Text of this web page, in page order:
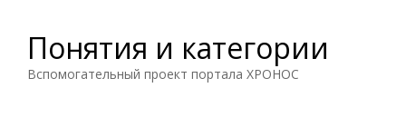
Понятия и категории
Вспомогательный проект портала ХРОНОС